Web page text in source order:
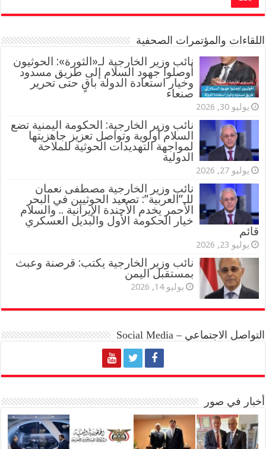
اللقاءات والمؤتمرات الصحفية
‏نائب وزير الخارجية لـ«الثورة»: الحوثيون
أوصلوا جهود السلام إلى طريق مسدود
وخيار استعادة الدولة باقٍ حتى تحرير
صنعاء
يوليو 30, 2026
نائب وزير الخارجية: الحكومة اليمنية تضع
السلام أولوية وتواصل تعزيز جاهزيتها
لمواجهة التهديدات الحوثية للملاحة
الدولية
يوليو 27, 2026
نائب وزير الخارجية مصطفى نعمان
للـ”العربية”: تصعيد الحوثيين في البحر
الأحمر يخدم الأجندة الإيرانية .. والسلام
خيار الحكومة الأول والبديل العسكري
قائم
يوليو 23, 2026
نائب وزير الخارجية يكتب: قرصنة وعبث
بمستقبل اليمن
يوليو 14, 2026
التواصل الاجتماعي – Social Media
أخبار في صور